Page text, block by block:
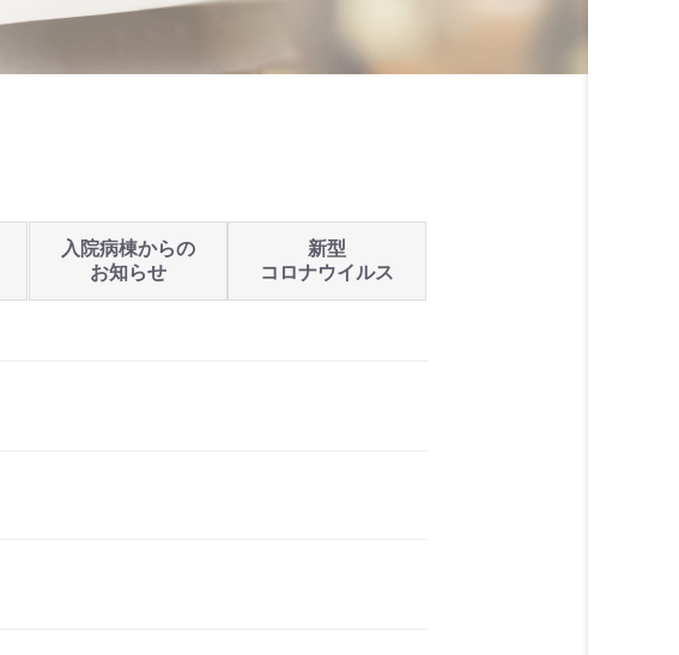
入院病棟からの
お知らせ
新型
コロナウイルス